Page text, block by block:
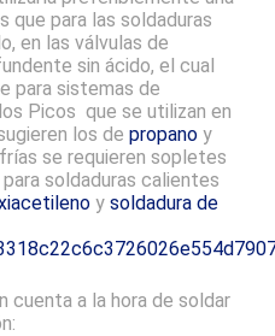
que para las soldaduras
en las válvulas de
sin ácido, el cual
para sistemas de
Picos que se utilizan en
los de propano y
se requieren sopletes
soldaduras calientes
y soldadura de
cuenta a la hora de soldar